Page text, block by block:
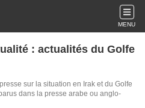
MENU
: actualités du Golfe
sur la situation en Irak et du Golfe